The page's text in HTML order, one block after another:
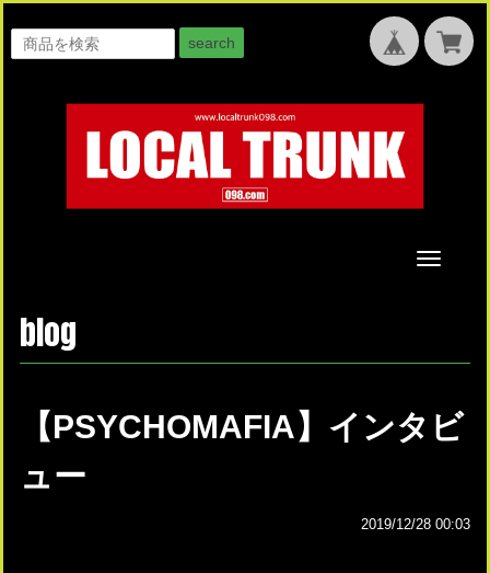
search
Toggle
blog
【PSYCHOMAFIA】インタビ
ュー
2019/12/28 00:03